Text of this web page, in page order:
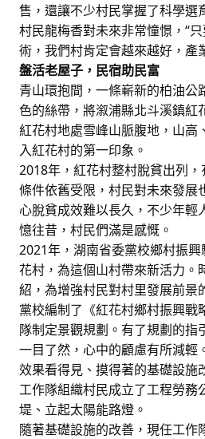
售，還讓不少村民掌握了科學選
村民龍梅香對未來非常憧憬，“
術，我們村肯定會越來越好，產
盤活老屋子，民宿助民富
青山環抱間，一條嶄新的柏油公
色的絲帶，將溆浦縣北斗溪鎮紅
紅花村地處雪峰山脈腹地，山高
入紅花村的第一印象。
2018年，紅花村整村脫貧出列
條件依舊受限，村民對未來發展
心脫貧成效難以長久，不少年輕
憶往昔，村民們滿是感慨。
2021年，湖南省委黨校鄉村振
花村，為這個山村帶來新活力。
紹，為增強村民對村里發展前景
黨校編制了《紅花村鄉村振興戰
隊制定景觀規劃。有了規劃的指
一目了然，心中的顧慮有所減輕
效果看得見、摸得著的基礎設施
工作隊組織村民成立了工程勞務
堤、立起太陽能路燈。
隨著基礎設施的改善，現任工作